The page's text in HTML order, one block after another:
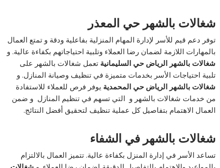
شغالات بالشهر حي المعذر
توفر دعم قيم للأسر لإدارة المهام المنزلية بفاعلية ودقة و تمتع العمال
بالمهارات اللازمة لضمان رضا العملاء وتلبية احتياجاتهم بكفاءة عالية. و
شغالات بالشهر الرياض حي السليمانيةتعمل شغالات بالشهر على
تلبية احتياجات الأسر بخدمات متميزة في تنظيف وصيانة المنازل. و
شغالات بالشهر الرياض حي المحمدية يوفر فرص للعملاء للاستفادة
من خدمات شغالات بالشهر و التي تسهم في تنظيم المنازل و ضمن
العمال الاهتمام بتفاصيل كل عملية تنظيف لتحقيق أفضل النتائج.
شغالات بالشهر في الشفاء
تساعد الأسر في إدارة المنزل بكفاءة عالية. تتميز العمال بالالتزام